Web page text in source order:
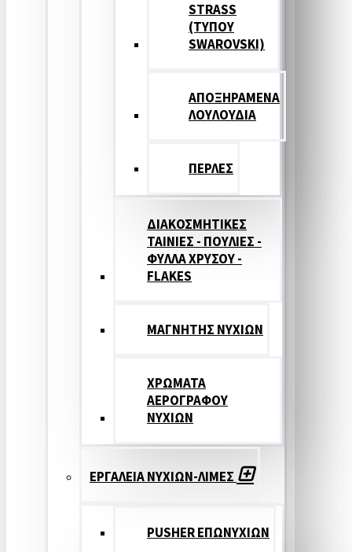
STRASS
(ΤΥΠΟΥ
SWAROVSKI)
ΑΠΟΞΗΡΑΜΕΝΑ
ΛΟΥΛΟΥΔΙΑ
ΠΕΡΛΕΣ
ΔΙΑΚΟΣΜΗΤΙΚΕΣ
ΤΑΙΝΙΕΣ - ΠΟΥΛΙΕΣ -
ΦΥΛΛΑ ΧΡΥΣΟΥ -
FLAKES
ΜΑΓΝΗΤΗΣ ΝΥΧΙΩΝ
ΧΡΩΜΑΤΑ
ΑΕΡΟΓΡΑΦΟΥ
ΝΥΧΙΩΝ
ΕΡΓΑΛΕΙΑ ΝΥΧΙΩΝ-ΛΙΜΕΣ
PUSHER ΕΠΩΝΥΧΙΩΝ